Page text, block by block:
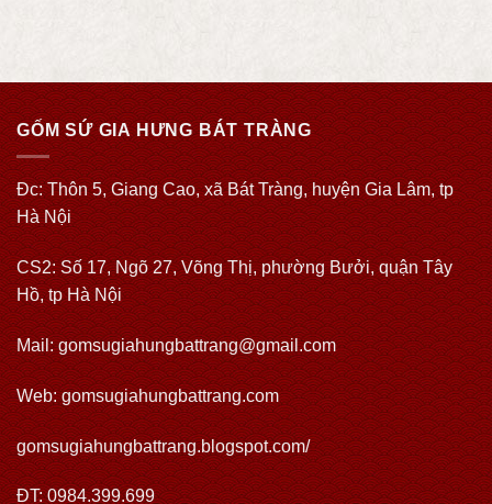
GỐM SỨ GIA HƯNG BÁT TRÀNG
Đc: Thôn 5, Giang Cao, xã Bát Tràng, huyện Gia Lâm, tp
Hà Nội
CS2: Số 17, Ngõ 27, Võng Thị, phường Bưởi, quận Tây
Hồ, tp Hà Nội
Mail: gomsugiahungbattrang@gmail.com
Web:gomsugiahungbattrang.com
gomsugiahungbattrang.blogspot.com/
ĐT: 0984.399.699